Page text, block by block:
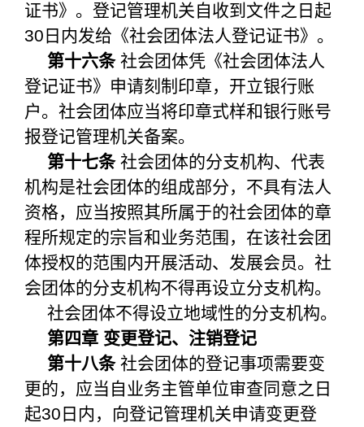
证书》。登记管理机关自收到文件之日起
30日内发给《社会团体法人登记证书》。
第十六条社会团体凭《社会团体法人
登记证书》申请刻制印章，开立银行账
户。社会团体应当将印章式样和银行账号
报登记管理机关备案。
第十七条社会团体的分支机构、代表
机构是社会团体的组成部分，不具有法人
资格，应当按照其所属于的社会团体的章
程所规定的宗旨和业务范围，在该社会团
体授权的范围内开展活动、发展会员。社
会团体的分支机构不得再设立分支机构。
社会团体不得设立地域性的分支机构。
第四章 变更登记、注销登记
第十八条社会团体的登记事项需要变
更的，应当自业务主管单位审查同意之日
起30日内，向登记管理机关申请变更登